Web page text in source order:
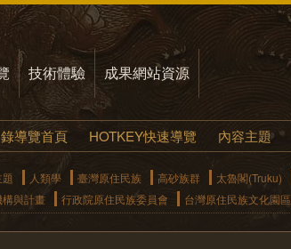
技術體驗 成果網站資源
導覽首頁 HOTKEY快速導覽 內容主題
人類學 臺灣原住民族 高砂族群 太魯閣(Truku)
與計畫 行政院原住民族委員會 台灣原住民族文化園區